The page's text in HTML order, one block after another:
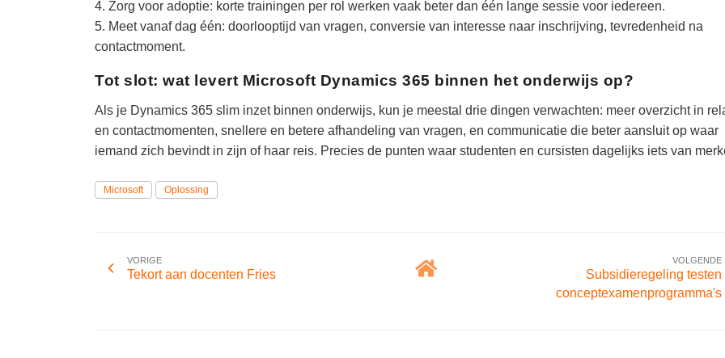
4. Zorg voor adoptie: korte trainingen per rol werken vaak beter dan één lange sessie voor iedereen.
5. Meet vanaf dag één: doorlooptijd van vragen, conversie van interesse naar inschrijving, tevredenheid na
contactmoment.
Tot slot: wat levert Microsoft Dynamics 365 binnen het onderwijs op?
Als je Dynamics 365 slim inzet binnen onderwijs, kun je meestal drie dingen verwachten: meer overzicht in
en contactmomenten, snellere en betere afhandeling van vragen, en communicatie die beter aansluit op waar
iemand zich bevindt in zijn of haar reis. Precies de punten waar studenten en cursisten dagelijks iets van
Microsoft Oplossing
VORIGE
Tekort aan docenten Fries
VOLGENDE
Subsidieregeling testen
conceptexamenprogramma's